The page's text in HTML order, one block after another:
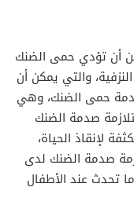
أن تؤدي حمى الضنك
والتي يمكن أن
حمى الضنك، وهي
صدمة الضنك
لإنقاذ الحياة،
صدمة الضنك لدى
تحدث عند الأطفال